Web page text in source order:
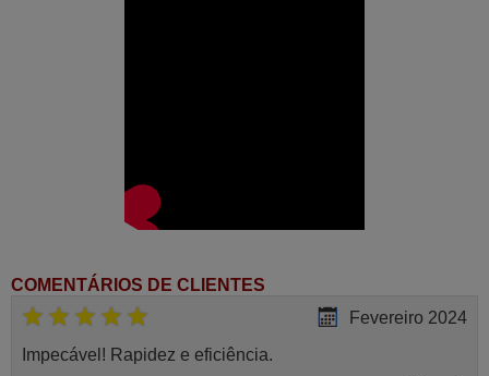
COMENTÁRIOS DE CLIENTES
Fevereiro 2024
Impecável! Rapidez e eficiência.